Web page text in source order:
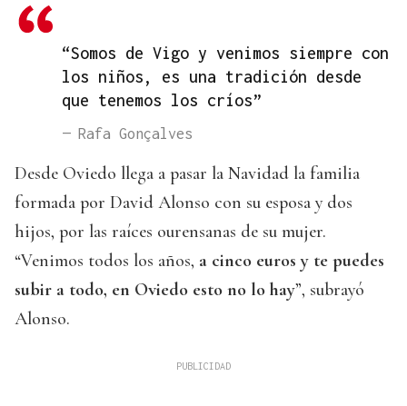
“Somos de Vigo y venimos siempre con
los niños, es una tradición desde
que tenemos los críos”
— Rafa Gonçalves
Desde Oviedo llega a pasar la Navidad la familia
formada por David Alonso con su esposa y dos
hijos, por las raíces ourensanas de su mujer.
“Venimos todos los años, a cinco euros y te puedes
subir a todo, en Oviedo esto no lo hay”, subrayó
Alonso.